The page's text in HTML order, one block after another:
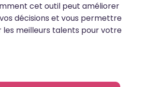
cet outil peut améliorer
décisions et vous permettre
les meilleurs talents pour votre